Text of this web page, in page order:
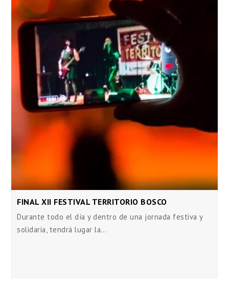
FINAL XII FESTIVAL TERRITORIO BOSCO
Durante todo el día y dentro de una jornada festiva y
solidaria, tendrá lugar la…